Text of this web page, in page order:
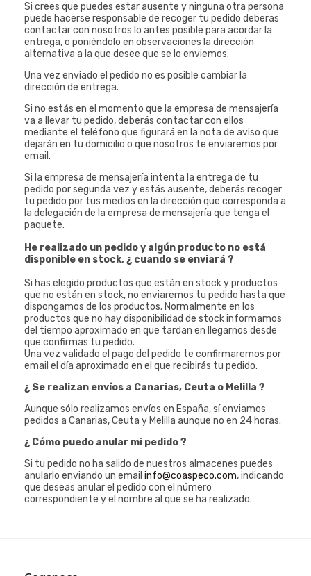
Si crees que puedes estar ausente y ninguna otra persona
puede hacerse responsable de recoger tu pedido deberas
contactar con nosotros lo antes posible para acordar la
entrega, o poniéndolo en observaciones la dirección
alternativa a la que desee que se lo enviemos.
Una vez enviado el pedido no es posible cambiar la
dirección de entrega.
Si no estás en el momento que la empresa de mensajería
va a llevar tu pedido, deberás contactar con ellos
mediante el teléfono que figurará en la nota de aviso que
dejarán en tu domicilio o que nosotros te enviaremos por
email.
Si la empresa de mensajería intenta la entrega de tu
pedido por segunda vez y estás ausente, deberás recoger
tu pedido por tus medios en la dirección que corresponda a
la delegación de la empresa de mensajería que tenga el
paquete.
He realizado un pedido y algún producto no está
disponible en stock, ¿ cuando se enviará ?
Si has elegido productos que están en stock y productos
que no están en stock, no enviaremos tu pedido hasta que
dispongamos de los productos. Normalmente en los
productos que no hay disponibilidad de stock informamos
del tiempo aproximado en que tardan en llegarnos desde
que confirmas tu pedido.
Una vez validado el pago del pedido te confirmaremos por
email el día aproximado en el que recibirás tu pedido.
¿ Se realizan envíos a Canarias, Ceuta o Melilla ?
Aunque sólo realizamos envíos en España, sí enviamos
pedidos a Canarias, Ceuta y Melilla aunque no en 24 horas.
¿ Cómo puedo anular mi pedido ?
Si tu pedido no ha salido de nuestros almacenes puedes
anularlo enviando un email info@coaspeco.com, indicando
que deseas anular el pedido con el número
correspondiente y el nombre al que se ha realizado.